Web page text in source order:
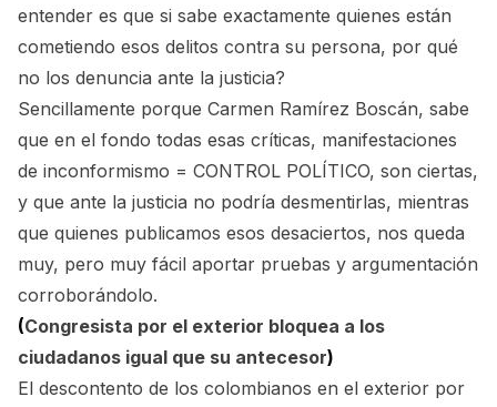
entender es que si sabe exactamente quienes están
cometiendo esos delitos contra su persona, por qué
no los denuncia ante la justicia?
Sencillamente porque Carmen Ramírez Boscán, sabe
que en el fondo todas esas críticas, manifestaciones
de inconformismo = CONTROL POLÍTICO, son ciertas,
y que ante la justicia no podría desmentirlas, mientras
que quienes publicamos esos desaciertos, nos queda
muy, pero muy fácil aportar pruebas y argumentación
corroborándolo.
(Congresista por el exterior bloquea a los
ciudadanos igual que su antecesor)
El descontento de los colombianos en el exterior por